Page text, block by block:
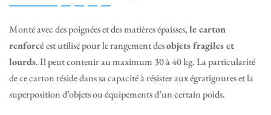
Monté avec des poignées et des matières épaisses,le carton
renforcéest utilisé pour le rangement desobjets fragiles et
lourds. Il peut contenir au maximum 30 à 40 kg. La particularité
de ce carton réside dans sa capacité à résister aux égratignures et la
superposition d’objets ou équipements d’un certain poids.